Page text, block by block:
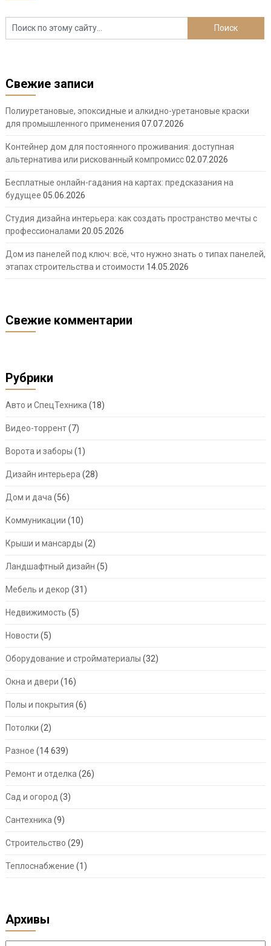
Свежие записи
Полиуретановые, эпоксидные и алкидно-уретановые краски
для промышленного применения 07.07.2026
Контейнер дом для постоянного проживания: доступная
альтернатива или рискованный компромисс02.07.2026
Бесплатные онлайн-гадания на картах: предсказания на
будущее 05.06.2026
Студия дизайна интерьера: как создать пространство мечты с
профессионалами 20.05.2026
Дом из панелей под ключ: всё, что нужно знать о типах панелей,
этапах строительства и стоимости 14.05.2026
Свежие комментарии
Рубрики
Авто и СпецТехника (18)
Видео-торрент(7)
Ворота и заборы (1)
Дизайн интерьера (28)
Дом и дача (56)
Коммуникации (10)
Крыши и мансарды (2)
Ландшафтный дизайн (5)
Мебель и декор (31)
Недвижимость (5)
Новости (5)
Оборудование и стройматериалы (32)
Окна и двери (16)
Полы и покрытия (6)
Потолки (2)
Разное (14 639)
Ремонт и отделка (26)
Сад и огород (3)
Сантехника (9)
Строительство (29)
Теплоснабжение (1)
Архивы